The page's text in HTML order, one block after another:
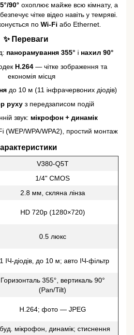
90° охоплює майже всю кімнату, а
чітке відео навіть у темряві.
по Wi-Fi або Ethernet.
✨ Переваги
панорамування 355° і нахил 90°
H.264— чітке зображення та
економія місця
до 10 м (11 інфрачервоних діодів)
рухуз передзаписом подій
звук: мікрофон + динамік
(WEP/WPA/WPA2), простий монтаж
V380-Q5T
1/4" CMOS
2.8 мм, скляна лінза
HD 720p (1280×720)
0.5 люкс
ІЧ-діодів, до 10 м; авто ІЧ-фільтр
Горизонталь 355°, вертикаль 90°
(Pan/Tilt)
H.264; фото — JPEG
мікрофон, динамік; стиснення